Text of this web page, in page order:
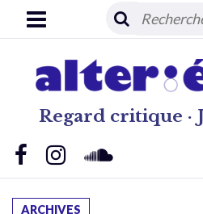
Regard critique ·
ARCHIVES